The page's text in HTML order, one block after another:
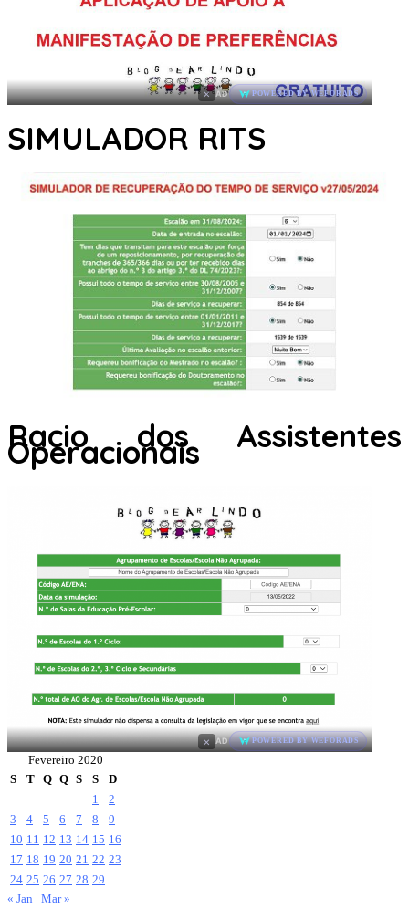
× AD POWERED BY WEFORADS
SIMULADOR RITS
Racio dos Assistentes
Operacionais
× AD POWERED BY WEFORADS
Fevereiro 2020
S
T Q Q S S
D
1
2
3
4 5 6 7 8
9
10 11 12 13 14 15 16
17 18 19 20 21 22 23
24 25 26 27 28 29
« Jan
Mar »